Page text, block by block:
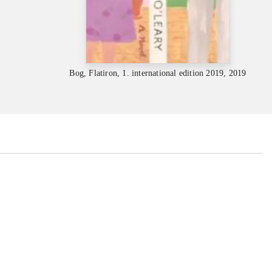
Bog, Flatiron, 1. international edition 2019, 2019